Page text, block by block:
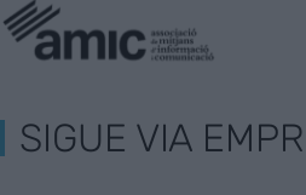
SIGUE VIA